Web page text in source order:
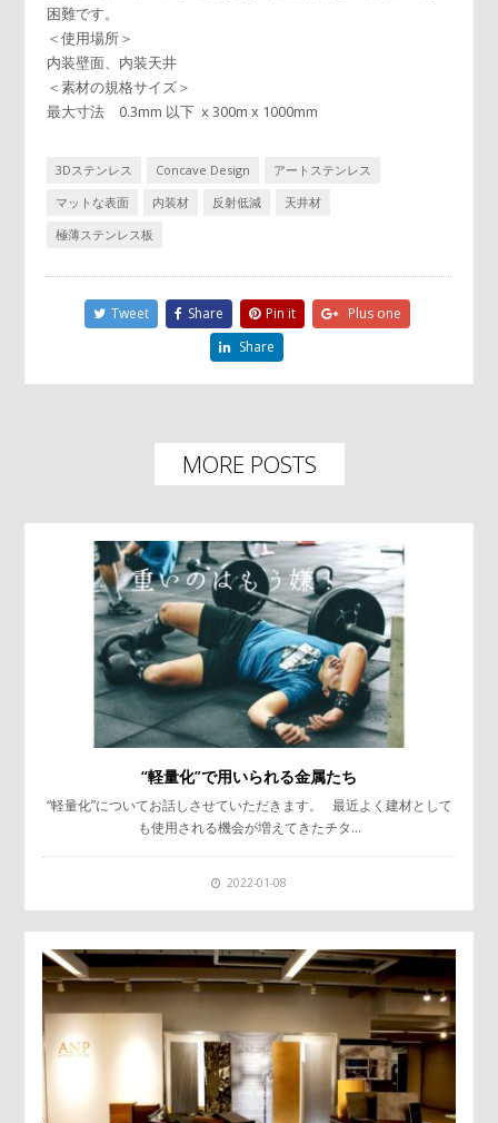
困難です。
＜使用場所＞
内装壁面、内装天井
＜素材の規格サイズ＞
最大寸法 0.3mm 以下 x 300m x 1000mm
3Dステンレス Concave Design
アートステンレス
マットな表面
内装材 反射低減
天井材
極薄ステンレス板
Tweet Share Pin it
Plus one
Share
MORE POSTS
“軽量化”で用いられる金属たち
“軽量化”についてお話しさせていただきます。 最近よく建材として
も使用される機会が増えてきたチタ…
2022-01-08